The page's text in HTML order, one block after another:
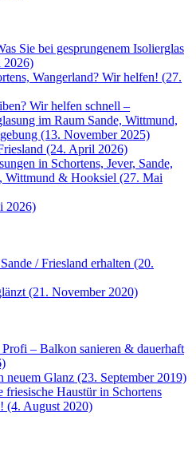
Sie bei gesprungenem Isolierglas
2026)
Wangerland? Wir helfen! (27.
Wir helfen schnell –
im Raum Sande, Wittmund,
(13. November 2025)
(24. April 2026)
in Schortens, Jever, Sande,
Wittmund & Hooksiel (27. Mai
2026)
/ Friesland erhalten (20.
(21. November 2020)
– Balkon sanieren & dauerhaft
neuem Glanz (23. September 2019)
friesische Haustür in Schortens
(4. August 2020)